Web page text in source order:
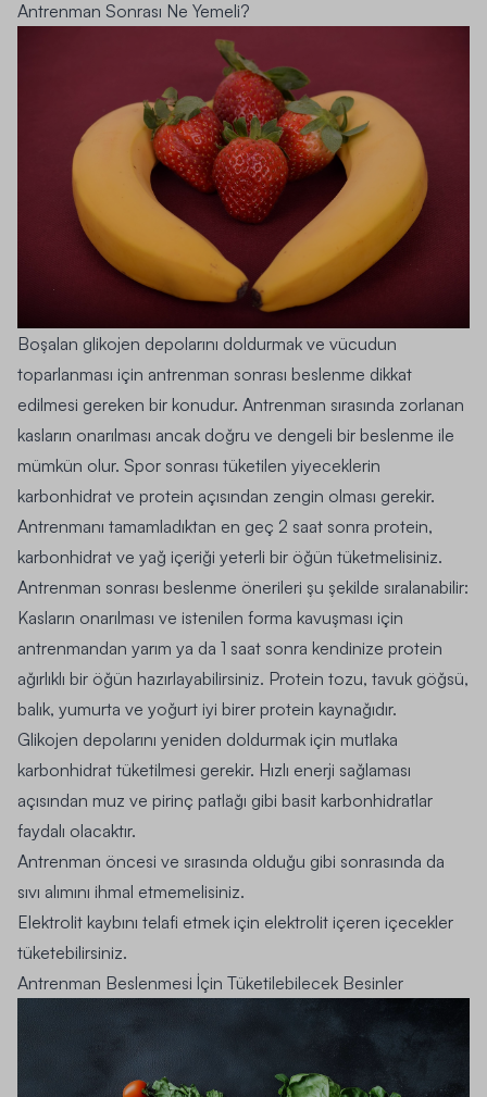
Antrenman Sonrası Ne Yemeli?
Boşalan glikojen depolarını doldurmak ve vücudun
toparlanması için antrenman sonrası beslenme dikkat
edilmesi gereken bir konudur. Antrenman sırasında zorlanan
kasların onarılması ancak doğru ve dengeli bir beslenme ile
mümkün olur. Spor sonrası tüketilen yiyeceklerin
karbonhidrat ve protein açısından zengin olması gerekir.
Antrenmanı tamamladıktan en geç 2 saat sonra protein,
karbonhidrat ve yağ içeriği yeterli bir öğün tüketmelisiniz.
Antrenman sonrası beslenme önerileri şu şekilde sıralanabilir:
Kasların onarılması ve istenilen forma kavuşması için
antrenmandan yarım ya da 1 saat sonra kendinize protein
ağırlıklı bir öğün hazırlayabilirsiniz. Protein tozu, tavuk göğsü,
balık, yumurta ve yoğurt iyi birer protein kaynağıdır.
Glikojen depolarını yeniden doldurmak için mutlaka
karbonhidrat tüketilmesi gerekir. Hızlı enerji sağlaması
açısından muz ve pirinç patlağı gibi basit karbonhidratlar
faydalı olacaktır.
Antrenman öncesi ve sırasında olduğu gibi sonrasında da
sıvı alımını ihmal etmemelisiniz.
Elektrolit kaybını telafi etmek için elektrolit içeren içecekler
tüketebilirsiniz.
Antrenman Beslenmesi İçin Tüketilebilecek Besinler